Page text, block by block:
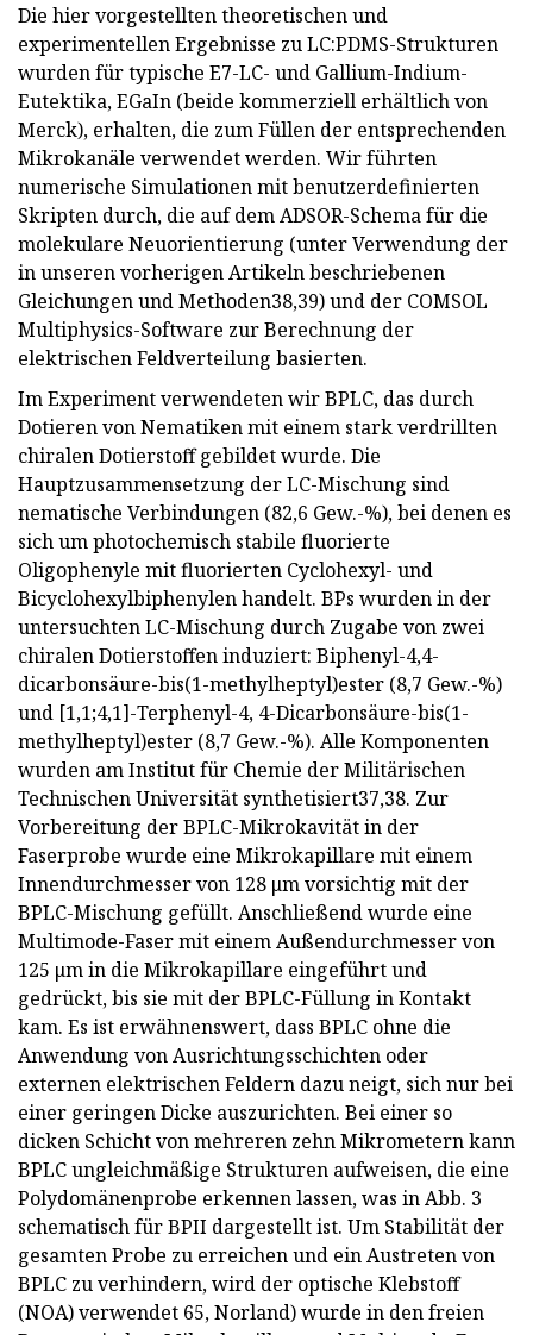
Die hier vorgestellten theoretischen und
experimentellen Ergebnisse zu LC:PDMS-Strukturen
wurden für typische E7-LC- und Gallium-Indium-
Eutektika, EGaIn (beide kommerziell erhältlich von
Merck), erhalten, die zum Füllen der entsprechenden
Mikrokanäle verwendet werden. Wir führten
numerische Simulationen mit benutzerdefinierten
Skripten durch, die auf dem ADSOR-Schema für die
molekulare Neuorientierung (unter Verwendung der
in unseren vorherigen Artikeln beschriebenen
Gleichungen und Methoden38,39) und der COMSOL
Multiphysics-Software zur Berechnung der
elektrischen Feldverteilung basierten.
Im Experiment verwendeten wir BPLC, das durch
Dotieren von Nematiken mit einem stark verdrillten
chiralen Dotierstoff gebildet wurde. Die
Hauptzusammensetzung der LC-Mischung sind
nematische Verbindungen (82,6 Gew.-%), bei denen es
sich um photochemisch stabile fluorierte
Oligophenyle mit fluorierten Cyclohexyl- und
Bicyclohexylbiphenylen handelt. BPs wurden in der
untersuchten LC-Mischung durch Zugabe von zwei
chiralen Dotierstoffen induziert: Biphenyl-4,4-
dicarbonsäure-bis(1-methylheptyl)ester (8,7 Gew.-%)
und [1,1;4,1]-Terphenyl-4, 4-Dicarbonsäure-bis(1-
methylheptyl)ester (8,7 Gew.-%). Alle Komponenten
wurden am Institut für Chemie der Militärischen
Technischen Universität synthetisiert37,38. Zur
Vorbereitung der BPLC-Mikrokavität in der
Faserprobe wurde eine Mikrokapillare mit einem
Innendurchmesser von 128 μm vorsichtig mit der
BPLC-Mischung gefüllt. Anschließend wurde eine
Multimode-Faser mit einem Außendurchmesser von
125 μm in die Mikrokapillare eingeführt und
gedrückt, bis sie mit der BPLC-Füllung in Kontakt
kam. Es ist erwähnenswert, dass BPLC ohne die
Anwendung von Ausrichtungsschichten oder
externen elektrischen Feldern dazu neigt, sich nur bei
einer geringen Dicke auszurichten. Bei einer so
dicken Schicht von mehreren zehn Mikrometern kann
BPLC ungleichmäßige Strukturen aufweisen, die eine
Polydomänenprobe erkennen lassen, was in Abb. 3
schematisch für BPII dargestellt ist. Um Stabilität der
gesamten Probe zu erreichen und ein Austreten von
BPLC zu verhindern, wird der optische Klebstoff
(NOA) verwendet 65, Norland) wurde in den freien